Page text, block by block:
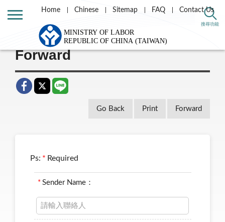
搜尋功能
Home Chinese Sitemap FAQ Contact Us
Message List
Forward
Go Back Print Forward
Ps: * Required
* Sender Name：